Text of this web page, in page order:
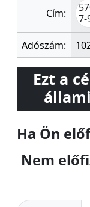
Cím:
7-
Adószám:
Ezt a
Ha Ön
Nem